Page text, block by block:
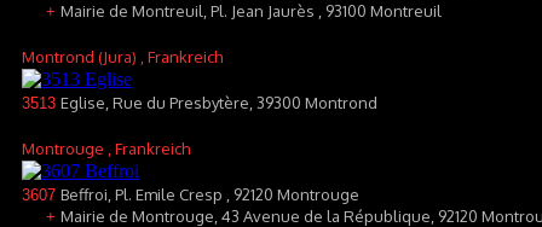
+ Mairie de Montreuil, Pl. Jean Jaurès , 93100 Montreuil
Montrond (Jura) , Frankreich
3513 Eglise, Rue du Presbytère, 39300 Montrond
Montrouge , Frankreich
3607 Beffroi, Pl. Emile Cresp , 92120 Montrouge
+ Mairie de Montrouge, 43 Avenue de la République, 92120